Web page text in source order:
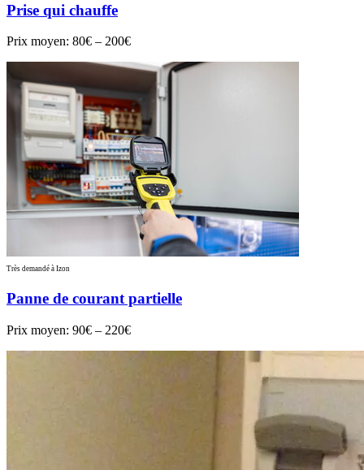
Prise qui chauffe
Prix moyen: 80€ – 200€
Très demandé à Izon
Panne de courant partielle
Prix moyen: 90€ – 220€